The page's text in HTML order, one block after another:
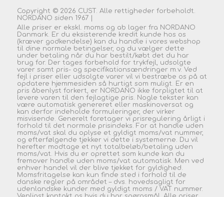
Copyright © 2026 CUST. Alle rettigheder forbeholdt.
NORDANO siden 1967 |
Alle priser er ekskl. moms og ab lager fra NORDANO
Danmark. Er du eksisterende kredit kunde hos os
(kræver godkendelse) kan du handle i vores webshop
til dine normale betingelser, og du vælger dette
under betaling når du har bestilt/købt det du har
brug for. Der tages forbehold for trykfejl, udsolgte
varer samt pris- og specifikationsændringer m.v. Ved
fejl i priser eller udsolgte varer vil vi bestræbe os på at
opdatere hjemmesiden så hurtigt som muligt. Er en
pris åbenlyst forkert, er NORDANO ikke forpligtet til at
levere varen til den fejlagtige pris. Nogle tekster kan
være automatisk genereret eller maskinoversat og
kan derfor indeholde formuleringer, der virker
misvisende. Generelt foretager vi prisregulering årligt i
forhold til det normale prisindeks. For at handle uden
moms/vat skal du oplyse et gyldigt moms/vat nummer,
og efterfølgende tjekker vi dette i systemerne. Du vil
herefter modtage et nyt totalbeløb/betaling uden
moms/vat. Hvis du er oprettet som kunde kan du
fremover handle uden moms/vat automatisk. Men ved
enhver handel vil der blive tjekket for gyldighed.
Momsfritagelse kan kun finde sted i forhold til de
danske regler på området – dvs. hovedsagligt for
udenlandske kunder med gyldigt moms / VAT nummer.